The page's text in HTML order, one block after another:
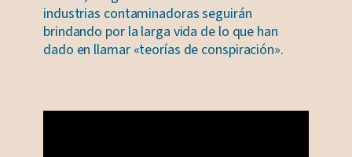
industrias contaminadoras seguirán
brindando por la larga vida de lo que han
dado en llamar «teorías de conspiración».